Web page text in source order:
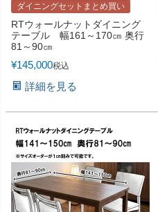
ダイニングセットまとめ買い
RTウォールナットダイニング
テーブル 幅161～170㎝ 奥行
81～90㎝
¥145,000税込
詳細を見る